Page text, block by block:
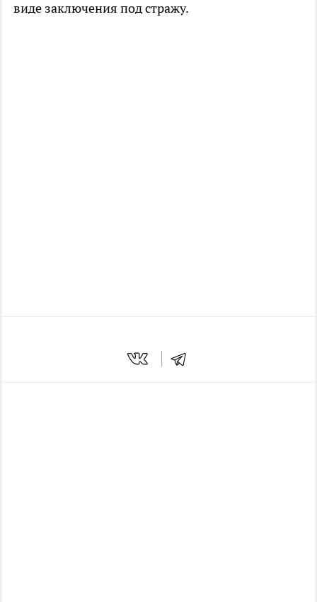
виде заключения под стражу.